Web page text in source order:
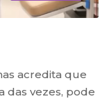
acredita que
das vezes, pode